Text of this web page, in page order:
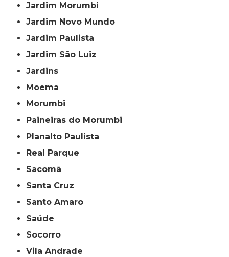
Jardim Morumbi
Jardim Novo Mundo
Jardim Paulista
Jardim São Luiz
Jardins
Moema
Morumbi
Paineiras do Morumbi
Planalto Paulista
Real Parque
Sacomã
Santa Cruz
Santo Amaro
Saúde
Socorro
Vila Andrade